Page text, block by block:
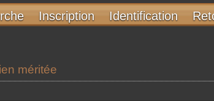
Inscription Identification
méritée